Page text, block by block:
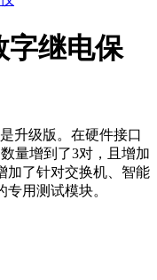
字继电保
升级版。在硬件接口
量增到了3对，且增加
加了针对交换机、智能
用测试模块。